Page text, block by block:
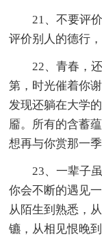
21、不要评
评价别人的德行
22、青春，
第，时光催着你
发现还躺在大学
靥。所有的含蓄
想再与你赏那一
23、一辈子
你会不断的遇见
从陌生到熟悉，
镳，从相见恨晚